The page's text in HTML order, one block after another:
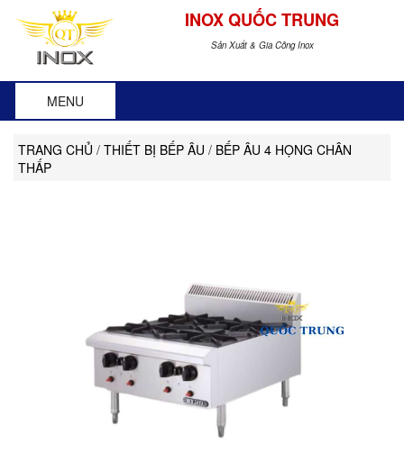
INOX QUỐC TRUNG
Sản Xuất & Gia Công Inox
MENU
TRANG CHỦ / THIẾT BỊ BẾP ÂU / BẾP ÂU 4 HỌNG CHÂN
THẤP